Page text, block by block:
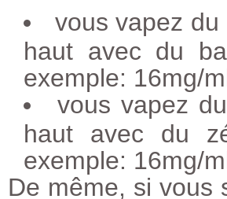
vous vapez
haut avec du
exemple: 16mg/
vous vapez
haut avec du
exemple: 16mg/
De même, si vous